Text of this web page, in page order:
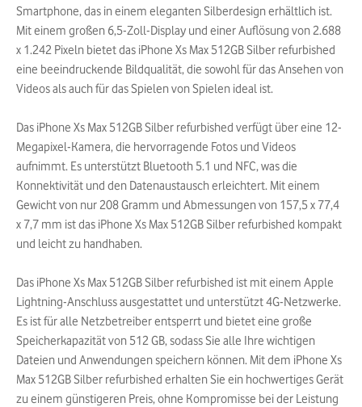
Smartphone, das in einem eleganten Silberdesign erhältlich ist.
Mit einem großen 6,5-Zoll-Display und einer Auflösung von 2.688
x 1.242 Pixeln bietet das iPhone Xs Max 512GB Silber refurbished
eine beeindruckende Bildqualität, die sowohl für das Ansehen von
Videos als auch für das Spielen von Spielen ideal ist.
Das iPhone Xs Max 512GB Silber refurbished verfügt über eine 12-
Megapixel-Kamera, die hervorragende Fotos und Videos
aufnimmt. Es unterstützt Bluetooth 5.1 und NFC, was die
Konnektivität und den Datenaustausch erleichtert. Mit einem
Gewicht von nur 208 Gramm und Abmessungen von 157,5 x 77,4
x 7,7 mm ist das iPhone Xs Max 512GB Silber refurbished kompakt
und leicht zu handhaben.
Das iPhone Xs Max 512GB Silber refurbished ist mit einem Apple
Lightning-Anschluss ausgestattet und unterstützt 4G-Netzwerke.
Es ist für alle Netzbetreiber entsperrt und bietet eine große
Speicherkapazität von 512 GB, sodass Sie alle Ihre wichtigen
Dateien und Anwendungen speichern können. Mit dem iPhone Xs
Max 512GB Silber refurbished erhalten Sie ein hochwertiges Gerät
zu einem günstigeren Preis, ohne Kompromisse bei der Leistung